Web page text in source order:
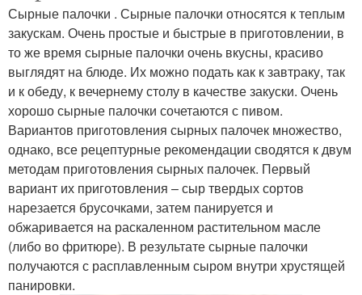
Сырные палочки . Сырные палочки относятся к теплым
закускам. Очень простые и быстрые в приготовлении, в
то же время сырные палочки очень вкусны, красиво
выглядят на блюде. Их можно подать как к завтраку, так
и к обеду, к вечернему столу в качестве закуски. Очень
хорошо сырные палочки сочетаются с пивом.
Вариантов приготовления сырных палочек множество,
однако, все рецептурные рекомендации сводятся к двум
методам приготовления сырных палочек. Первый
вариант их приготовления – сыр твердых сортов
нарезается брусочками, затем панируется и
обжаривается на раскаленном растительном масле
(либо во фритюре). В результате сырные палочки
получаются с расплавленным сыром внутри хрустящей
панировки.